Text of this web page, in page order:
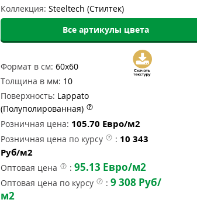
Коллекция: Steeltech (Стилтек)
Все артикулы цвета
Формат в см: 60x60
Толщина в мм: 10
Поверхность: Lappato
(Полуполированная)
Розничная цена: 105.70 Евро/м2
Розничная цена по курсу : 10 343
Руб/м2
Оптовая цена : 95.13 Евро/м2
Оптовая цена по курсу : 9 308 Руб/
м2